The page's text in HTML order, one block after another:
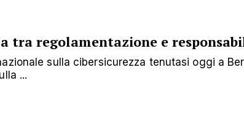
tra regolamentazione e
sulla cibersicurezza tenutasi oggi a
...